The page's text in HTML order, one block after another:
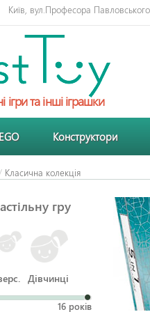
Київ, вул.Професора
ігри та інші іграшки
Конструктори
/ Класична колекція
гру
Дівчинці
16 років